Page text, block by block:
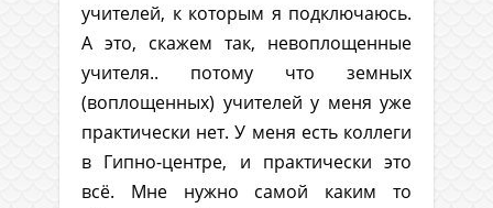
учителей, к которым я подключаюсь.
А это, скажем так, невоплощенные
учителя.. потому что земных
(воплощенных) учителей у меня уже
практически нет. У меня есть коллеги
в Гипно-центре, и практически это
всё. Мне нужно самой каким то